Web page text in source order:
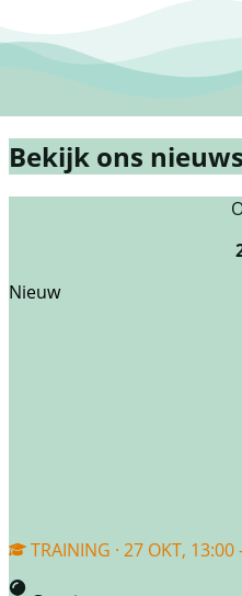
Bekijk ons
Nieuw
TRAINING · 27 OKT, 13:00